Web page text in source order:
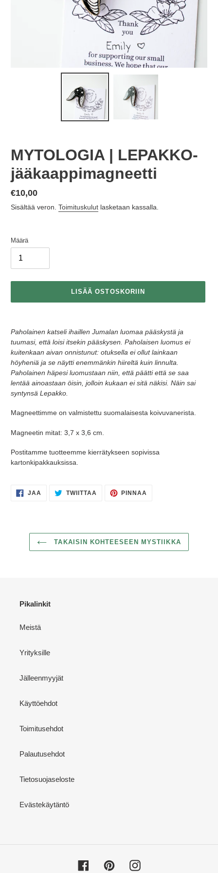
MYTOLOGIA | LEPAKKO-
jääkaappimagneetti
Normaalihinta
€10,00
Sisältää veron. Toimituskulut lasketaan kassalla.
Määrä
LISÄÄ OSTOSKORIIN
Paholainen katseli ihaillen Jumalan luomaa pääskystä ja
tuumasi, että loisi itsekin pääskysen. Paholaisen luomus ei
kuitenkaan aivan onnistunut: otuksella ei ollut lainkaan
höyheniä ja se näytti enemmänkin hiireltä kuin linnulta.
Paholainen häpesi luomustaan niin, että päätti että se saa
lentää ainoastaan öisin, jolloin kukaan ei sitä näkisi. Näin sai
syntynsä Lepakko.
Magneettimme on valmistettu suomalaisesta koivuvanerista.
Magneetin mitat: 3,7 x 3,6 cm.
Postitamme tuotteemme kierrätykseen sopivissa
kartonkipakkauksissa.
JAA
FACEBOOKISSA
TWIITTAA TWIITTAA
TWITTERISSÄ
PINNAA
TAKAISIN KOHTEESEEN MYSTIIKKA
Pikalinkit
Meistä
Yrityksille
Jälleenmyyjät
Käyttöehdot
Toimitusehdot
Palautusehdot
Tietosuojaseloste
Evästekäytäntö
FacebookPinterestInstagram